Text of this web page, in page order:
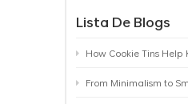
Lista De Blogs
How Cookie Tins Help Keep Cookies Fresh: A Practical
From Minimalism to Smart Packaging: 9 Tea Tin